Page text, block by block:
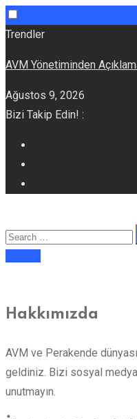
Skip
content
Trendler
AVM Yönetiminden
Ağustos 9, 2026
Bizi Takip Edin! :
Hakkımızda
AVM ve Perakende
geldiniz. Bizi sosyal
unutmayın.